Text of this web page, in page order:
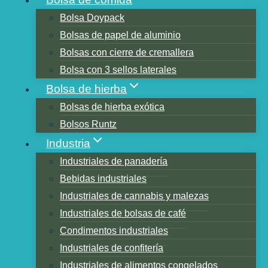
Bolsa Doypack
Bolsas de papel de aluminio
Bolsas con cierre de cremallera
Bolsa con 3 sellos laterales
Bolsa de hierba
Bolsas de hierba exótica
Bolsos Runtz
Industria
Industriales de panadería
Bebidas industriales
Industriales de cannabis y malezas
Industriales de bolsas de café
Condimentos industriales
Industriales de confitería
Industriales de alimentos congelados
Tabla de contenidos
¿Cuál es el significado de "mantener el
buen sabor de los granos de café"?
¿Cuál es el uso de "mantener sabrosos los
granos de café tostados"?
¿Cómo hacer que estén en perfecto
estado durante la hora de subir el café?
Tres factores que afectan la calidad de los
granos de café
¿Cómo almacenar el café?
¿Pongo los frijoles en el congelador?
¿Cuánto tiempo se pueden conservar los
granos de café a temperatura ambiente?